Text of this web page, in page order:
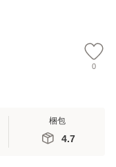
0
梱包
4.7